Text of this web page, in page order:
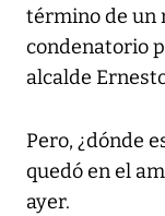
término de un
condenatorio
alcalde
Pero, ¿dónde
quedó en el
ayer.